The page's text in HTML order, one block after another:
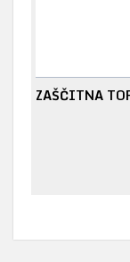
ZAŠČITNA